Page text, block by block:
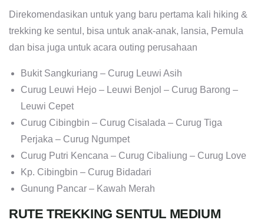
Direkomendasikan untuk yang baru pertama kali hiking &
trekking ke sentul, bisa untuk anak-anak, lansia, Pemula
dan bisa juga untuk acara outing perusahaan
Bukit Sangkuriang – Curug Leuwi Asih
Curug Leuwi Hejo – Leuwi Benjol – Curug Barong –
Leuwi Cepet
Curug Cibingbin – Curug Cisalada – Curug Tiga
Perjaka – Curug Ngumpet
Curug Putri Kencana – Curug Cibaliung – Curug Love
Kp. Cibingbin – Curug Bidadari
Gunung Pancar – Kawah Merah
RUTE TREKKING SENTUL MEDIUM